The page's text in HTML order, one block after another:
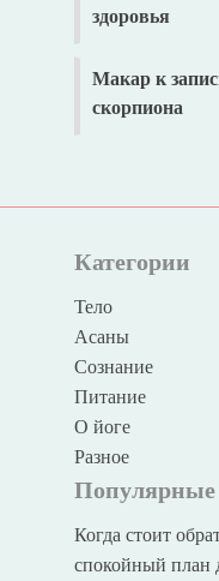
здоровья
Макарк
скорпиона
Категории
Тело
Асаны
Сознание
Питание
О йоге
Разное
Популярные
Когда стоит
спокойный план